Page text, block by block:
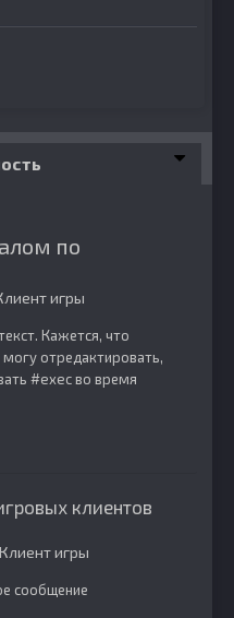
по
игры
Кажется, что
отредактировать,
#exec во время
клиентов
Клиент игры
сообщение